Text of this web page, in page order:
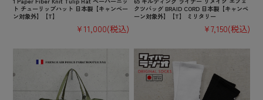
ト チューリップハット 日本製【キャンペー
ン対象外】【T】
¥11,000(税込)
クツバッグ BRAID CORD 日本製【キャンペ
ーン対象外】【T】 ミリタリー
¥7,150(税込)